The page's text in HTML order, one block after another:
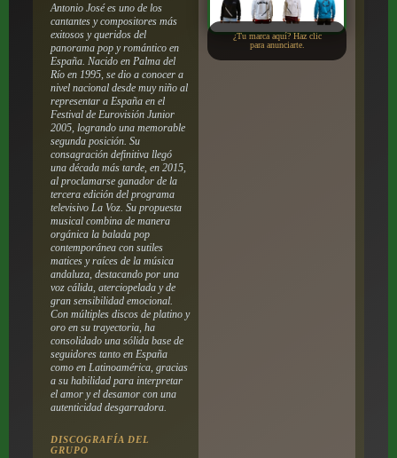
Antonio José es uno de los
cantantes y compositores más
exitosos y queridos del
panorama pop y romántico en
España. Nacido en Palma del
Río en 1995, se dio a conocer a
nivel nacional desde muy niño al
representar a España en el
Festival de Eurovisión Junior
2005, logrando una memorable
segunda posición. Su
consagración definitiva llegó
una década más tarde, en 2015,
al proclamarse ganador de la
tercera edición del programa
televisivo La Voz. Su propuesta
musical combina de manera
orgánica la balada pop
contemporánea con sutiles
matices y raíces de la música
andaluza, destacando por una
voz cálida, aterciopelada y de
gran sensibilidad emocional.
Con múltiples discos de platino y
oro en su trayectoria, ha
consolidado una sólida base de
seguidores tanto en España
como en Latinoamérica, gracias
a su habilidad para interpretar
el amor y el desamor con una
autenticidad desgarradora.
DISCOGRAFÍA DEL
GRUPO
¿Tu marca aquí? Haz clic
para anunciarte.